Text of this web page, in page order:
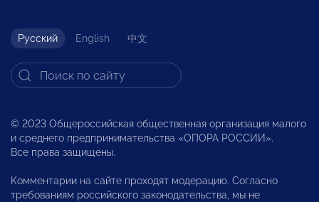
Русский English 中文
© 2023 Общероссийская общественная организация малого
и среднего предпринимательства «ОПОРА РОССИИ».
Все права защищены.
Комментарии на сайте проходят модерацию. Согласно
требованиям российского законодательства, мы не